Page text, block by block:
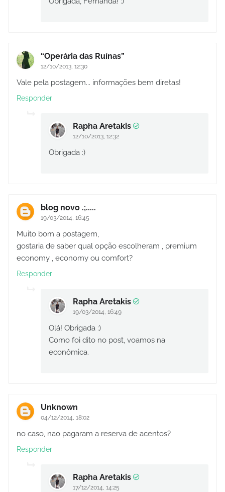
“Operária das Ruínas”
12/10/2013, 12:30
Vale pela postagem... informações bem diretas!
Responder
Rapha Aretakis
12/10/2013, 12:32
Obrigada :)
blog novo .;.....
19/03/2014, 16:45
Muito bom a postagem,
gostaria de saber qual opção escolheram , premium
economy , economy ou comfort?
Responder
Rapha Aretakis
19/03/2014, 16:49
Olá! Obrigada :)
Como foi dito no post, voamos na
econômica.
Unknown
04/12/2014, 18:02
no caso, nao pagaram a reserva de acentos?
Responder
Rapha Aretakis
17/12/2014, 14:25